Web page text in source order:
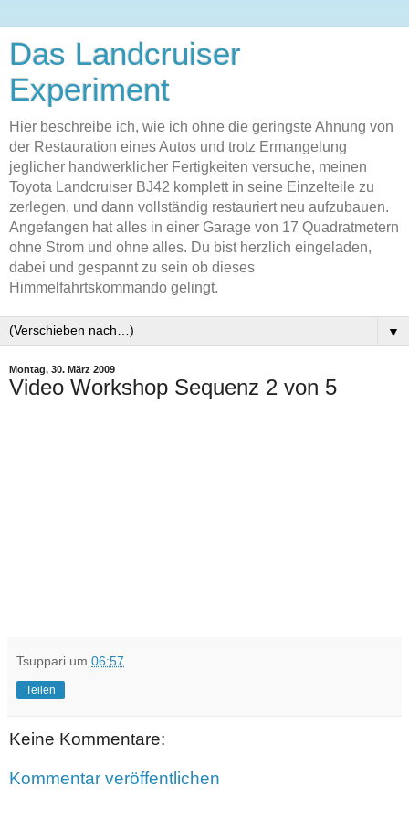
Das Landcruiser
Experiment
Hier beschreibe ich, wie ich ohne die geringste Ahnung von
der Restauration eines Autos und trotz Ermangelung
jeglicher handwerklicher Fertigkeiten versuche, meinen
Toyota Landcruiser BJ42 komplett in seine Einzelteile zu
zerlegen, und dann vollständig restauriert neu aufzubauen.
Angefangen hat alles in einer Garage von 17 Quadratmetern
ohne Strom und ohne alles. Du bist herzlich eingeladen,
dabei und gespannt zu sein ob dieses
Himmelfahrtskommando gelingt.
▼
Montag, 30. März 2009
Video Workshop Sequenz 2 von 5
Tsuppari um 06:57
Teilen
Keine Kommentare:
Kommentar veröffentlichen